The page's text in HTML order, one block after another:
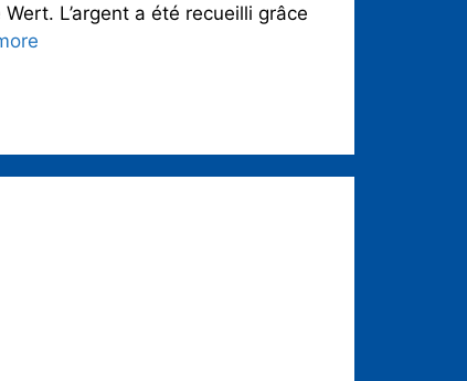
L’argent a été recueilli grâce